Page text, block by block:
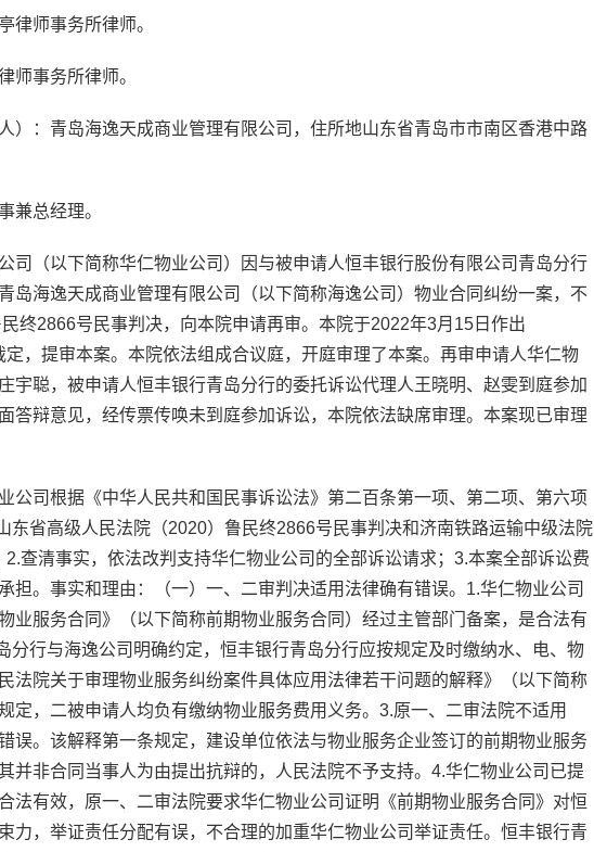
律师事务所律师。
师事务所律师。
）：青岛海逸天成商业管理有限公司，住所地山东省青岛市市南区香港中路
兼总经理。
司（以下简称华仁物业公司）因与被申请人恒丰银行股份有限公司青岛分行
岛海逸天成商业管理有限公司（以下简称海逸公司）物业合同纠纷一案，不
终2866号民事判决，向本院申请再审。本院于2022年3月15日作出
定，提审本案。本院依法组成合议庭，开庭审理了本案。再审申请人华仁物
宇聪，被申请人恒丰银行青岛分行的委托诉讼代理人王晓明、赵雯到庭参加
答辩意见，经传票传唤未到庭参加诉讼，本院依法缺席审理。本案现已审理
公司根据《中华人民共和国民事诉讼法》第二百条第一项、第二项、第六项
东省高级人民法院（2020）鲁民终2866号民事判决和济南铁路运输中级法院
2.查清事实，依法改判支持华仁物业公司的全部诉讼请求；3.本案全部诉讼费
担。事实和理由：（一）一、二审判决适用法律确有错误。1.华仁物业公司
业服务合同》（以下简称前期物业服务合同）经过主管部门备案，是合法有
分行与海逸公司明确约定，恒丰银行青岛分行应按规定及时缴纳水、电、物
法院关于审理物业服务纠纷案件具体应用法律若干问题的解释》（以下简称
定，二被申请人均负有缴纳物业服务费用义务。3.原一、二审法院不适用
误。该解释第一条规定，建设单位依法与物业服务企业签订的前期物业服务
并非合同当事人为由提出抗辩的，人民法院不予支持。4.华仁物业公司已提
法有效，原一、二审法院要求华仁物业公司证明《前期物业服务合同》对恒
力，举证责任分配有误，不合理的加重华仁物业公司举证责任。恒丰银行青